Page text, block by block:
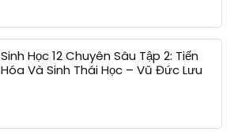
Sinh Học 12 Chuyên Sâu Tập 2: Tiến
Hóa Và Sinh Thái Học – Vũ Đức Lưu